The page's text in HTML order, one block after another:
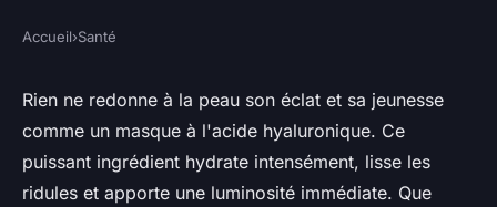
Masque acide hyaluronique :
hydratation intense et éclat
immédiat
Accueil›Santé
Rien ne redonne à la peau son éclat et sa jeunesse
comme un masque à l'acide hyaluronique. Ce
puissant ingrédient hydrate intensément, lisse les
ridules et apporte une luminosité immédiate. Que